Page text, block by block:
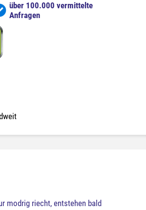
über 100.000 vermittelte
Anfragen
modrig riecht, entstehen bald